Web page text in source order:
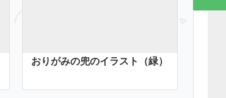
おりがみの兜のイラスト（緑）